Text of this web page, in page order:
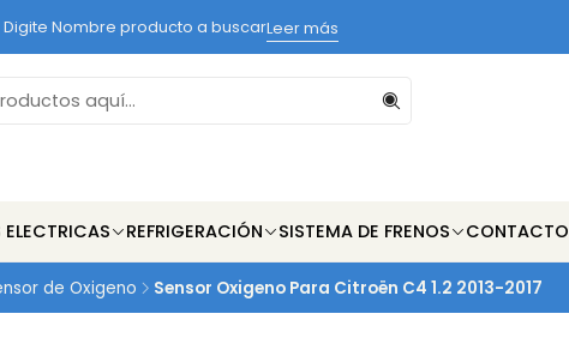
ELECTRICAS REFRIGERACIÓN SISTEMA DE FRENOS CONTACTO
Digite Nombre producto a buscarLeer más
de Oxigeno Sensor Oxigeno Para Citroën C4 1.2 2013-2017